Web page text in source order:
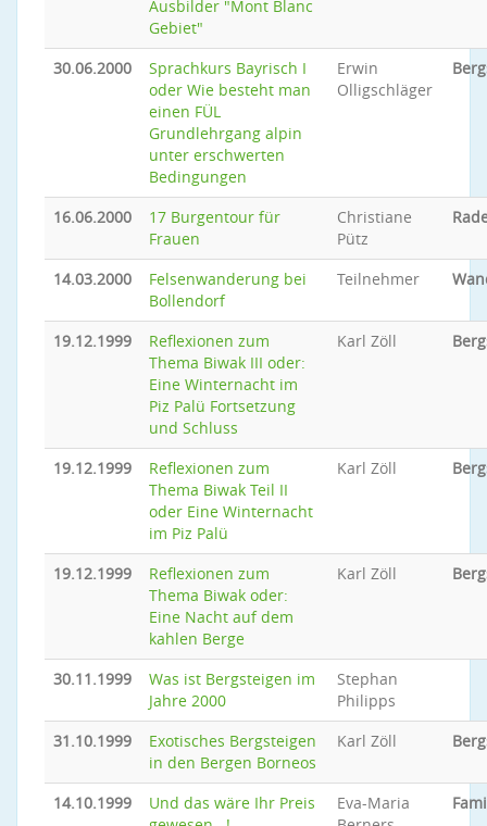
Ausbilder "Mont Blanc
Gebiet"
30.06.2000
Sprachkurs Bayrisch I
oder Wie besteht man
einen FÜL
Grundlehrgang alpin
unter erschwerten
Bedingungen
Erwin
Olligschläger
16.06.2000
17 Burgentour für
Frauen
Christiane
Pütz
14.03.2000
Felsenwanderung bei
Bollendorf
Teilnehmer
19.12.1999
Reflexionen zum
Thema Biwak III oder:
Eine Winternacht im
Piz Palü Fortsetzung
und Schluss
Karl Zöll
19.12.1999
Reflexionen zum
Thema Biwak Teil II
oder Eine Winternacht
im Piz Palü
Karl Zöll
19.12.1999
Reflexionen zum
Thema Biwak oder:
Eine Nacht auf dem
kahlen Berge
Karl Zöll
30.11.1999
Was ist Bergsteigen im
Jahre 2000
Stephan
Philipps
31.10.1999
Exotisches Bergsteigen
in den Bergen Borneos
Karl Zöll
14.10.1999
Und das wäre Ihr Preis
Eva-Maria